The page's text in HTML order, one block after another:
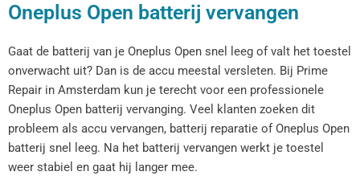
Oneplus Open batterij vervangen
Gaat de batterij van je Oneplus Open snel leeg of valt het toestel
onverwacht uit? Dan is de accu meestal versleten. Bij Prime
Repair in Amsterdam kun je terecht voor een professionele
Oneplus Open batterij vervanging. Veel klanten zoeken dit
probleem als accu vervangen, batterij reparatie of Oneplus Open
batterij snel leeg. Na het batterij vervangen werkt je toestel
weer stabiel en gaat hij langer mee.